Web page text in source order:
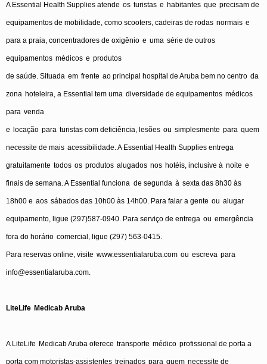
A Essential Health Supplies atende os turistas e habitantes que precisam de
equipamentos de mobilidade, como scooters, cadeiras de rodas normais e
para a praia, concentradores de oxigênio e uma série de outros
equipamentos médicos e produtos
de saúde. Situada em frente ao principal hospital de Aruba bem no centro da
zona hoteleira, a Essential tem uma diversidade de equipamentos médicos
para venda
e locação para turistas com deficiência, lesões ou simplesmente para quem
necessite de mais acessibilidade. A Essential Health Supplies entrega
gratuitamente todos os produtos alugados nos hotéis, inclusive à noite e
finais de semana. A Essential funciona de segunda à sexta das 8h30 às
18h00 e aos sábados das 10h00 às 14h00. Para falar a gente ou alugar
equipamento, ligue (297)587-0940. Para serviço de entrega ou emergência
fora do horário comercial , ligue (297) 563-0415.
Para reservas online, visite www.essentialaruba.com ou escreva para
info@essentialaruba.com.
LiteLife Medicab Aruba
A LiteLife MedicabAruba oferece transporte médico profissional de porta a
porta com motoristas-assistentes treinados para quem necessite de